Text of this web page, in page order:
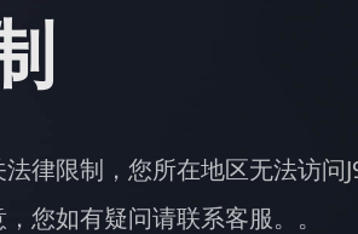
律限制，您所在地区无法访问
您如有疑问请联系客服。。